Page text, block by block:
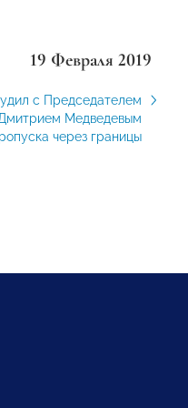
19 Февраля 2019
с Председателем
Медведевым
через границы